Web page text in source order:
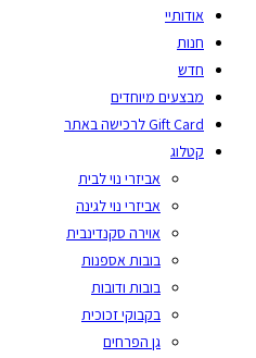
אודותיי
חנות
חדש
מבצעים מיוחדים
Gift Card לרכישה באתר
קטלוג
אביזרי נוי לבית
אביזרי נוי לגינה
אוירה סקנדינבית
בובות אספנות
בובות ודובות
בקבוקי זכוכית
גן הפרחים